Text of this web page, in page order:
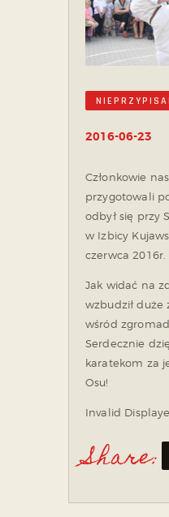
2016-06-23
Członkowie
przygotowali
odbył się przy
w Izbicy
czerwca 2016r.
Jak widać na
wzbudził duże
wśród
Serdecznie
karatekom za
Osu!
Invalid
Share: